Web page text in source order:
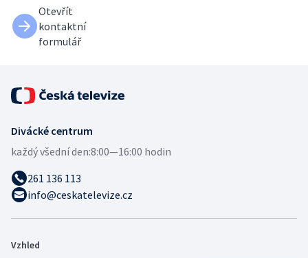
Otevřít
kontaktní
formulář
Divácké centrum
každý všední den:8:00—16:00 hodin
261 136 113
info@ceskatelevize.cz
Vzhled